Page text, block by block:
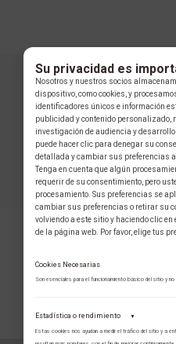
Su privacidad es
Nosotros y nuestros socios
dispositivo, como cookies, y
identificadores únicos e información
publicidad y contenido personalizado,
investigación de audiencia y
puede hacer clic para denegar su
detallada y cambiar sus preferencias
Tenga en cuenta que algún
requerir de su consentimiento, pero
procesamiento. Sus preferencias se
cambiar sus preferencias o retirar su
volviendo a este sitio y haciendo clic
de la página web. Por favor, elige tus
Cookies Necesarias
Son esenciales para el funcionamiento básico del sitio y no
Estadística o rendimiento ▼
Estas cookies nos ayudan a medir el tráfico del sitio y a